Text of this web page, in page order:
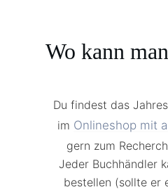
Wo kann
Du findest das
im Onlineshop mit
gern zum
Jeder Buchhändler
bestellen (sollte er